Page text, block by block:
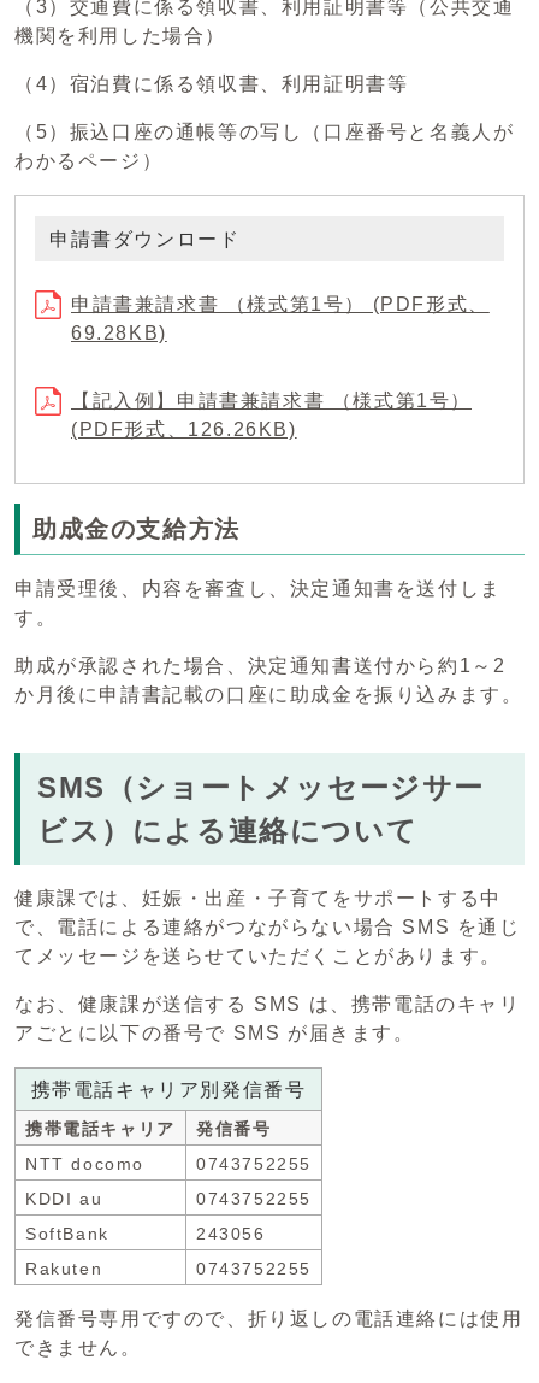
（3）交通費に係る領収書、利用証明書等（公共交通
機関を利用した場合）
（4）宿泊費に係る領収書、利用証明書等
（5）振込口座の通帳等の写し（口座番号と名義人が
わかるページ）
申請書ダウンロード
申請書兼請求書 （様式第1号） (PDF形式、
69.28KB)
【記入例】申請書兼請求書 （様式第1号）
(PDF形式、126.26KB)
助成金の支給方法
申請受理後、内容を審査し、決定通知書を送付しま
す。
助成が承認された場合、決定通知書送付から約1～2
か月後に申請書記載の口座に助成金を振り込みます。
SMS（ショートメッセージサー
ビス）による連絡について
健康課では、妊娠・出産・子育てをサポートする中
で、電話による連絡がつながらない場合 SMS を通じ
てメッセージを送らせていただくことがあります。
なお、健康課が送信する SMS は、携帯電話のキャリ
アごとに以下の番号で SMS が届きます。
携帯電話キャリア別発信番号
携帯電話キャリア
発信番号
NTT docomo
0743752255
KDDI au
0743752255
SoftBank
243056
Rakuten
0743752255
発信番号専用ですので、折り返しの電話連絡には使用
できません。